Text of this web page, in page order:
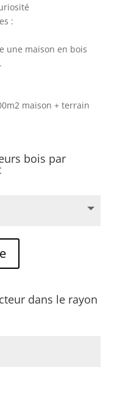
:
une maison en bois
maison + terrain
bois par
dans le rayon